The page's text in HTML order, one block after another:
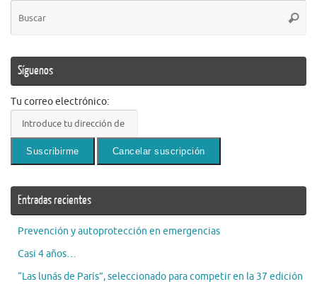
Síguenos
Tu correo electrónico:
Entradas recientes
Prevención y autoprotección en emergencias
Casi 4 años…
“Las lunás de París”, seleccionado para competir en la 37 edición